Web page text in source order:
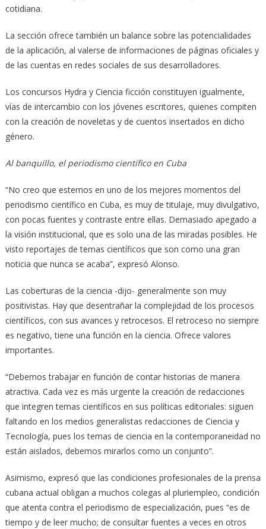
cotidiana.
La sección ofrece también un balance sobre las potencialidades
de la aplicación, al valerse de informaciones de páginas oficiales y
de las cuentas en redes sociales de sus desarrolladores.
Los concursos Hydra y Ciencia ficción constituyen igualmente,
vías de intercambio con los jóvenes escritores, quienes compiten
con la creación de noveletas y de cuentos insertados en dicho
género.
Al banquillo, el periodismo científico en Cuba
“No creo que estemos en uno de los mejores momentos del
periodismo científico en Cuba, es muy de titulaje, muy divulgativo,
con pocas fuentes y contraste entre ellas. Demasiado apegado a
la visión institucional, que es solo una de las miradas posibles. He
visto reportajes de temas científicos que son como una gran
noticia que nunca se acaba”, expresó Alonso.
Las coberturas de la ciencia -dijo- generalmente son muy
positivistas. Hay que desentrañar la complejidad de los procesos
científicos, con sus avances y retrocesos. El retroceso no siempre
es negativo, tiene una función en la ciencia. Ofrece valores
importantes.
“Debemos trabajar en función de contar historias de manera
atractiva. Cada vez es más urgente la creación de redacciones
que integren temas científicos en sus políticas editoriales: siguen
faltando en los medios generalistas redacciones de Ciencia y
Tecnología, pues los temas de ciencia en la contemporaneidad no
están aislados, debemos mirarlos como un conjunto”.
Asimismo, expresó que las condiciones profesionales de la prensa
cubana actual obligan a muchos colegas al pluriempleo, condición
que atenta contra el periodismo de especialización, pues “es de
tiempo y de leer mucho; de consultar fuentes a veces en otros